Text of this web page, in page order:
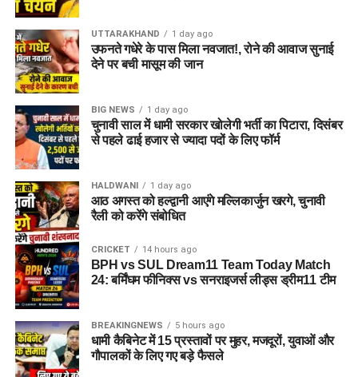
सकेगा। इससे बच्चों और महिलाओं के मानसिक और सामाजिक विकास में
भी मदद मिलने की उम्मीद है।
UTTARAKHAND 1 day ago
उफनते गधेरे के पास मिला नवजात!, रोने की आवाज सुनाई
देने पर बची मासूम की जान
BIG NEWS 1 day ago
चुनावी साल में धामी सरकार खोलेगी भर्ती का पिटारा, दिसंबर
से पहले ढाई हजार से ज्यादा पदों के लिए फॉर्म
HALDWANI 1 day ago
आठ अगस्त को हल्द्वानी आएंगे मल्लिकार्जुन खरगे, चुनावी
रैली को करेंगे संबोधित
CRICKET 14 hours ago
BPH vs SUL Dream11 Team Today Match
24: बर्मिंघम फीनिक्स vs सनराइजर्स लीड्स ड्रीम11 टीम
BREAKINGNEWS 5 hours ago
धामी कैबिनेट में 15 प्रस्तावों पर मुहर, मजदूरों, युवाओं और
गौपालकों के लिए गए बड़े फैसले